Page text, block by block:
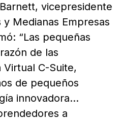
vicepresidente
Medianas Empresas
“Las pequeñas
de las
C-Suite,
de pequeños
innovadora…
a